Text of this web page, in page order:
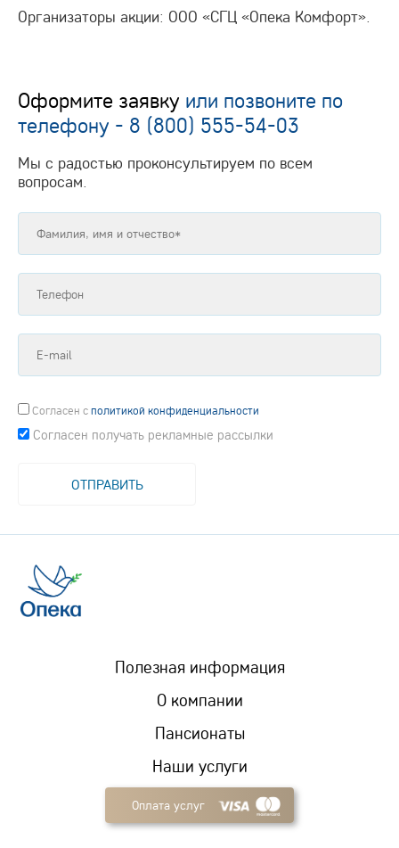
Организаторы акции: ООО «СГЦ «Опека Комфорт».
Оформите заявку или позвоните по
телефону - 8 (800) 555-54-03
Мы с радостью проконсультируем по всем
вопросам.
Согласен сполитикой конфиденциальности
Согласен получать рекламные рассылки
Пансионаты
Наши услуги
Полезная информация
О компании
Оплата услуг